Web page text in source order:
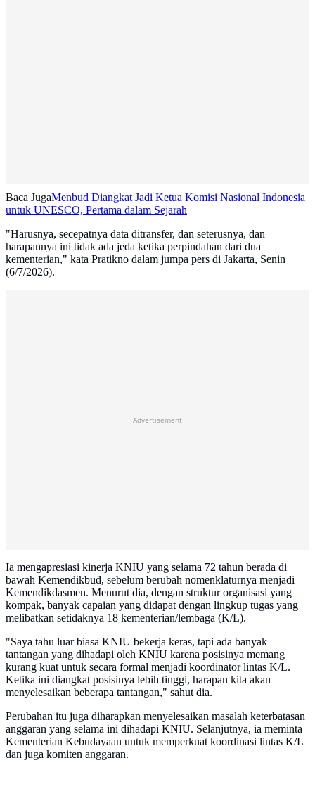
Baca JugaMenbud Diangkat Jadi Ketua Komisi Nasional Indonesia
untuk UNESCO, Pertama dalam Sejarah
"Harusnya, secepatnya data ditransfer, dan seterusnya, dan
harapannya ini tidak ada jeda ketika perpindahan dari dua
kementerian," kata Pratikno dalam jumpa pers di Jakarta, Senin
(6/7/2026).
Advertisement
Ia mengapresiasi kinerja KNIU yang selama 72 tahun berada di
bawah Kemendikbud, sebelum berubah nomenklaturnya menjadi
Kemendikdasmen. Menurut dia, dengan struktur organisasi yang
kompak, banyak capaian yang didapat dengan lingkup tugas yang
melibatkan setidaknya 18 kementerian/lembaga (K/L).
"Saya tahu luar biasa KNIU bekerja keras, tapi ada banyak
tantangan yang dihadapi oleh KNIU karena posisinya memang
kurang kuat untuk secara formal menjadi koordinator lintas K/L.
Ketika ini diangkat posisinya lebih tinggi, harapan kita akan
menyelesaikan beberapa tantangan," sahut dia.
Perubahan itu juga diharapkan menyelesaikan masalah keterbatasan
anggaran yang selama ini dihadapi KNIU. Selanjutnya, ia meminta
Kementerian Kebudayaan untuk memperkuat koordinasi lintas K/L
dan juga komiten anggaran.